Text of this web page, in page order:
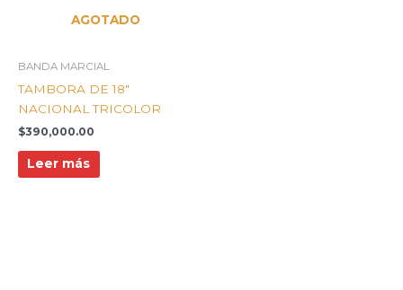
AGOTADO
BANDA MARCIAL
TAMBORA DE 18″
NACIONAL TRICOLOR
$390,000.00
Leer más